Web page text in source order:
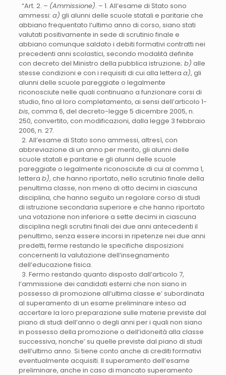
“Art. 2. – (Ammissione). – 1. All’esame di Stato sono
ammessi: a) gli alunni delle scuole statali e paritarie che
abbiano frequentato l’ultimo anno di corso, siano stati
valutati positivamente in sede di scrutinio finale e
abbiano comunque saldato i debiti formativi contratti nei
precedenti anni scolastici, secondo modalità definite
con decreto del Ministro della pubblica istruzione; b) alle
stesse condizioni e con i requisiti di cui alla lettera a), gli
alunni delle scuole pareggiate o legalmente
riconosciute nelle quali continuano a funzionare corsi di
studio, fino al loro completamento, ai sensi dell’articolo 1-
bis, comma 6, del decreto-legge 5 dicembre 2005, n.
250, convertito, con modificazioni, dalla legge 3 febbraio
2006, n. 27.
2. All’esame di Stato sono ammessi, altresì, con
abbreviazione di un anno per merito, gli alunni delle
scuole statali e paritarie e gli alunni delle scuole
pareggiate o legalmente riconosciute di cui al comma 1,
lettera b), che hanno riportato, nello scrutinio finale della
penultima classe, non meno di otto decimi in ciascuna
disciplina, che hanno seguito un regolare corso di studi
di istruzione secondaria superiore e che hanno riportato
una votazione non inferiore a sette decimi in ciascuna
disciplina negli scrutini finali dei due anni antecedenti il
penultimo, senza essere incorsi in ripetenze nei due anni
predetti, ferme restando le specifiche disposizioni
concernenti la valutazione dell’insegnamento
dell’educazione fisica.
3. Fermo restando quanto disposto dall’articolo 7,
l’ammissione dei candidati esterni che non siano in
possesso di promozione all’ultima classe e’ subordinata
al superamento di un esame preliminare inteso ad
accertare la loro preparazione sulle materie previste dal
piano di studi dell’anno o degli anni per i quali non siano
in possesso della promozione o dell’idoneità alla classe
successiva, nonche’ su quelle previste dal piano di studi
dell’ultimo anno. Si tiene conto anche di crediti formativi
eventualmente acquisiti. Il superamento dell’esame
preliminare, anche in caso di mancato superamento